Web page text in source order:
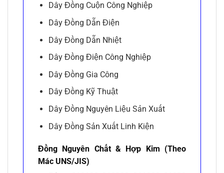
Dây Đồng Cuộn Công Nghiệp
Dây Đồng Dẫn Điện
Dây Đồng Dẫn Nhiệt
Dây Đồng Điện Công Nghiệp
Dây Đồng Gia Công
Dây Đồng Kỹ Thuật
Dây Đồng Nguyên Liệu Sản Xuất
Dây Đồng Sản Xuất Linh Kiện
Đồng Nguyên Chất & Hợp Kim (Theo
Mác UNS/JIS)